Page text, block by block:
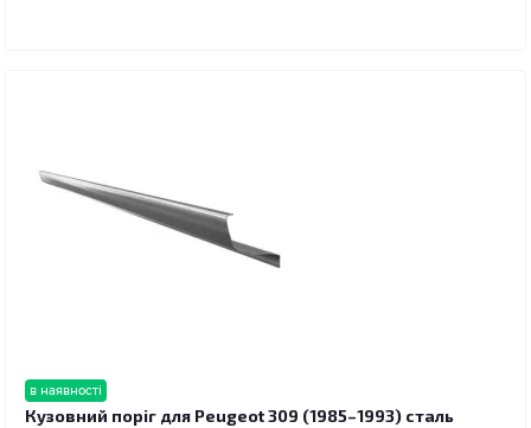
в наявності
Кузовний поріг для Peugeot 309 (1985–1993) сталь